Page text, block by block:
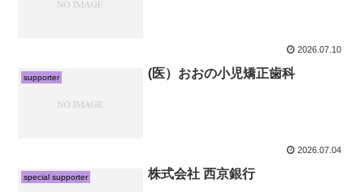
2026.07.10
supporter (医）おおの小児矯正歯科
2026.07.04
special supporter 株式会社 西京銀行